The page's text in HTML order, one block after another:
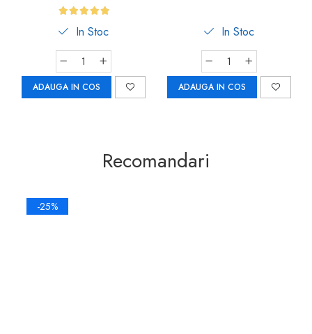
In Stoc
ADAUGA IN COS
In Stoc
ADAUGA IN COS
Recomandari
-25%